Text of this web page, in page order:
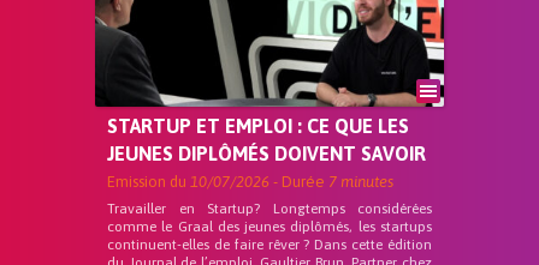
STARTUP ET EMPLOI : CE QUE LES
JEUNES DIPLÔMÉS DOIVENT SAVOIR
Emission du 10/07/2026 - Durée 7 minutes
Travailler en Startup? Longtemps considérées
comme le Graal des jeunes diplômés, les startups
continuent-elles de faire rêver ? Dans cette édition